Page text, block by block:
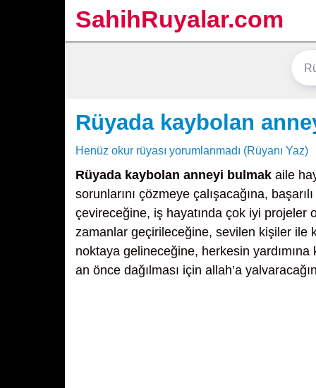
SahihRuyalar.com
Rüyada kaybolan
Henüz okur rüyası yorumlanmadı (Rüyanı Yaz)
Rüyada kaybolan anneyi bulmak aile
sorunlarını çözmeye çalışacağına,
çevireceğine, iş hayatında çok iyi projeler
zamanlar geçirileceğine, sevilen kişiler ile
noktaya gelineceğine, herkesin
an önce dağılması için allah’a